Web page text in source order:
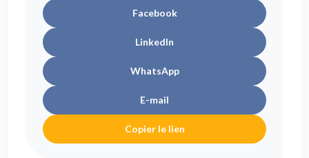
Facebook
LinkedIn
WhatsApp
E-mail
Copier le lien